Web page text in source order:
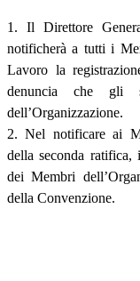
1. Il Direttore
notificherà a tutti i
Lavoro la
denuncia che gli
dell’Organizzazione.
2. Nel notificare ai
della seconda ratifica,
dei Membri
della Convenzione.